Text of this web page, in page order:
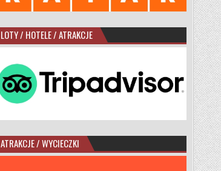
LOTY / HOTELE / ATRAKCJE
ATRAKCJE / WYCIECZKI